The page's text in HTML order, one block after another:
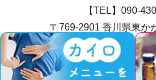
【TEL】090-
〒769-2901 香川県東か
讃州井筒屋敷内五